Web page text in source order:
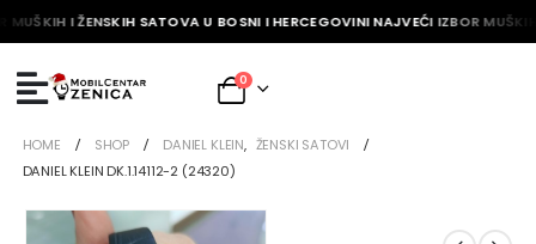
MUŠKIH I ŽENSKIH SATOVA U BOSNI I HERCEGOVINI NAJVEĆI IZBOR
0
HOME SHOP DANIEL KLEIN, ŽENSKI SATOVI
DANIEL KLEIN DK.1.14112-2 (24320)